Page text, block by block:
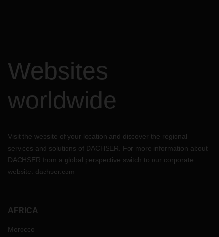
Websites
worldwide
Visit the website of your location and discover the regional
services and solutions of DACHSER. For more information about
DACHSER from a global perspective switch to our corporate
website: dachser.com
AFRICA
Morocco